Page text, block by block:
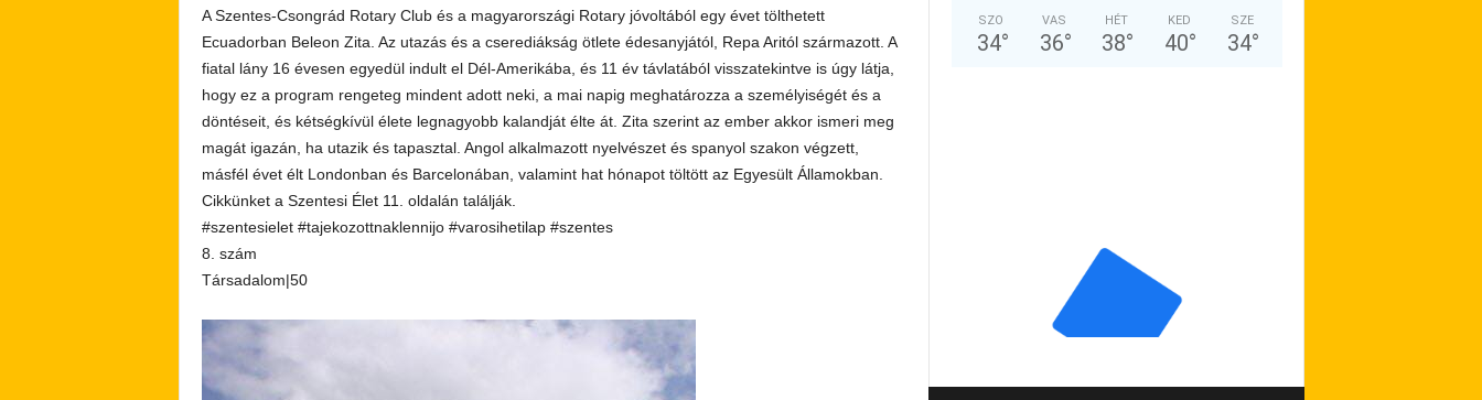
A Szentes-Csongrád Rotary Club és a magyarországi Rotary jóvoltából egy évet tölthetett
Ecuadorban Beleon Zita. Az utazás és a cserediákság ötlete édesanyjától, Repa Aritól származott. A
fiatal lány 16 évesen egyedül indult el Dél-Amerikába, és 11 év távlatából visszatekintve is úgy látja,
hogy ez a program rengeteg mindent adott neki, a mai napig meghatározza a személyiségét és a
döntéseit, és kétségkívül élete legnagyobb kalandját élte át. Zita szerint az ember akkor ismeri meg
magát igazán, ha utazik és tapasztal. Angol alkalmazott nyelvészet és spanyol szakon végzett,
másfél évet élt Londonban és Barcelonában, valamint hat hónapot töltött az Egyesült Államokban.
Cikkünket a Szentesi Élet 11. oldalán találják.
#szentesielet #tajekozottnaklennijo #varosihetilap #szentes
8. szám
Társadalom|50
SZO
34°
VAS
36°
HÉT
38°
KED
40°
SZE
34°